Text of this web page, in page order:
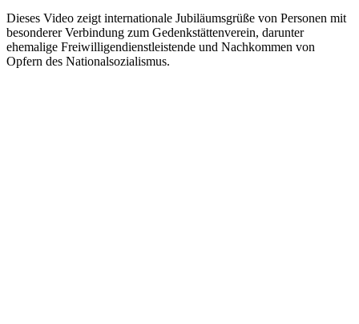
Dieses Video zeigt internationale Jubiläumsgrüße von Personen mit
besonderer Verbindung zum Gedenkstättenverein, darunter
ehemalige Freiwilligendienstleistende und Nachkommen von
Opfern des Nationalsozialismus.